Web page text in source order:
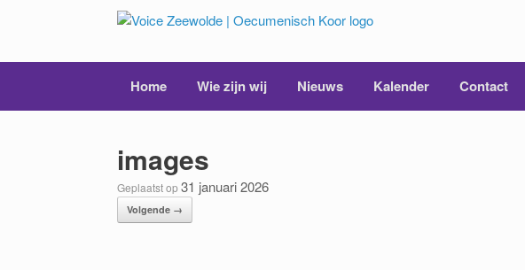
inhoud
Home Wie zijn wij Nieuws Kalender Contact
images
Geplaatst op31 januari 2026
Volgende →